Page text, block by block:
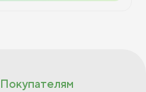
Покупателям